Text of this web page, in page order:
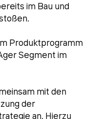
im Bau und
Produktprogramm
Segment im
mit den
der
an. Hierzu